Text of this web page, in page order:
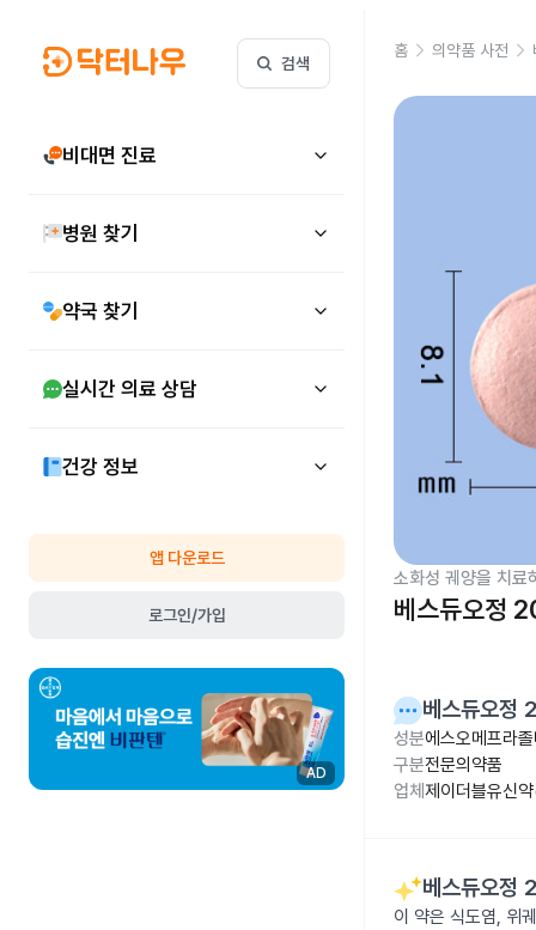
검색
비대면 진료
병원 찾기
약국 찾기
실시간 의료 상담
건강 정보
앱 다운로드
로그인/가입
AD
홈 의약품 사전
소화성 궤양을 치료
베스듀오정
베스듀오
성분에스오메프라
구분전문의약품
업체 제이더블유신
베스듀오
이 약은 식도염, 위